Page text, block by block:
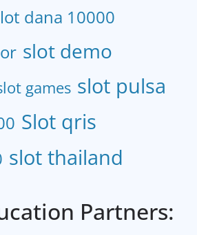
dana 10000
slot demo
games slot pulsa
Slot qris
slot thailand
Partners: